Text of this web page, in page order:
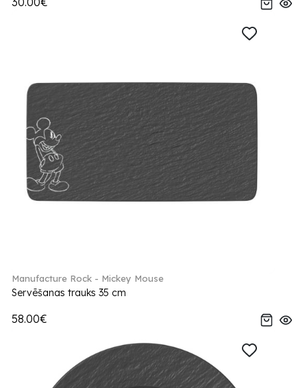
Manufacture Rock - Mickey Mouse
Servēšanas trauks 35 cm
58.00€